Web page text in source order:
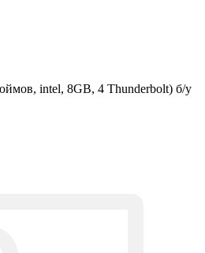
intel, 8GB, 4 Thunderbolt) б/у